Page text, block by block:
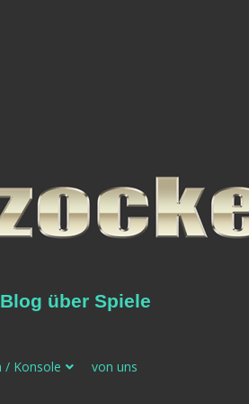
über Spiele
/ Konsole von uns